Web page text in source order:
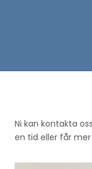
Ni kan kontakta
en tid eller får